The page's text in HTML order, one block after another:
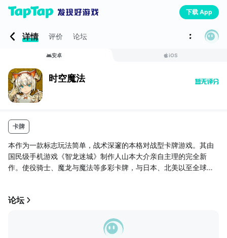
下载 App
详情 评价 论坛
安卓 iOS
时空魔法
卡牌
本作为一款标志玩法简单，战术深邃的本格对战型卡牌游戏。其由
国民级手机游戏《智龙迷城》制作人山本大介亲自主理的完全新
作。使役骑士、魔龙与魔法等多彩卡牌，与日本、北美以至全球玩
此构成一款新时代的卡牌游戏。
论坛